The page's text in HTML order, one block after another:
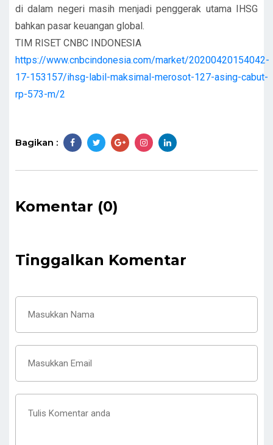
di dalam negeri masih menjadi penggerak utama IHSG
bahkan pasar keuangan global.
TIM RISET CNBC INDONESIA
https://www.cnbcindonesia.com/market/20200420154042-
17-153157/ihsg-labil-maksimal-merosot-127-asing-cabut-
rp-573-m/2
Bagikan :
Komentar (0)
Tinggalkan Komentar